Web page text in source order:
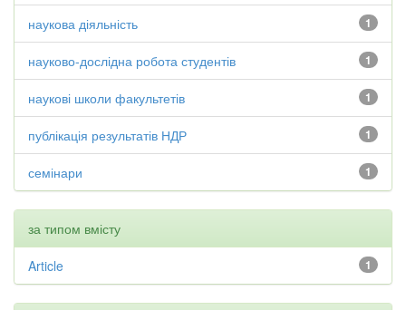
1
наукова діяльність
1
науково-дослідна робота студентів
1
наукові школи факультетів
1
публікація результатів НДР
1
семінари
за типом вмісту
1
Article